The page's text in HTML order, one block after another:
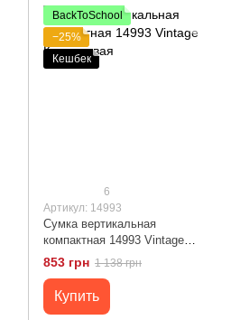
BackToSchool
−25%
Кешбек
6
Артикул: 14993
Сумка вертикальная
компактная 14993 Vintage
Коричневая
853 грн 1 138 грн
Купить